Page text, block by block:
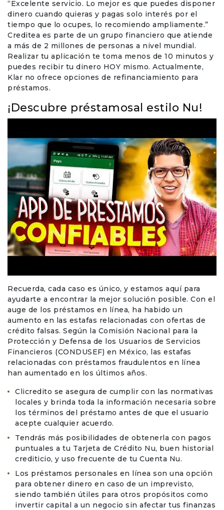
“Excelente servicio. Lo mejor es que puedes disponer
dinero cuando quieras y pagas solo interés por el
tiempo que lo ocupes, lo recomiendo ampliamente.”
Creditea es parte de un grupo financiero que atiende
a más de 2 millones de personas a nivel mundial.
Realizar tu aplicación te toma menos de 10 minutos y
puedes recibir tu dinero HOY mismo. Actualmente,
Klar no ofrece opciones de refinanciamiento para
préstamos.
¡Descubre préstamosal estilo Nu!
Recuerda, cada caso es único, y estamos aquí para
ayudarte a encontrar la mejor solución posible. Con el
auge de los préstamos en línea, ha habido un
aumento en las estafas relacionadas con ofertas de
crédito falsas. Según la Comisión Nacional para la
Protección y Defensa de los Usuarios de Servicios
Financieros (CONDUSEF) en México, las estafas
relacionadas con préstamos fraudulentos en línea
han aumentado en los últimos años.
Clicredito se asegura de cumplir con las normativas
locales y brinda toda la información necesaria sobre
los términos del préstamo antes de que el usuario
acepte cualquier acuerdo.
Tendrás más posibilidades de obtenerla con pagos
puntuales a tu Tarjeta de Crédito Nu, buen historial
crediticio, y uso frecuente de tu Cuenta Nu.
Los préstamos personales en línea son una opción
para obtener dinero en caso de un imprevisto,
siendo también útiles para otros propósitos como
invertir capital a un negocio sin afectar tus finanzas